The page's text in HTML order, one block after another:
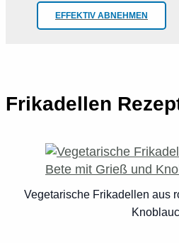
EFFEKTIV ABNEHMEN
Frikadellen
Vegetarische Frikadellen aus